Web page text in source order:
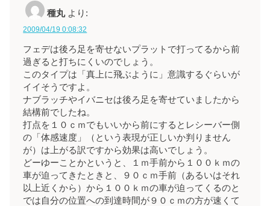
種丸 より:
2009/04/19 0:08:32
フェデは後ろ足を寄せないプラットで打ってるから前
過ぎると打ちにくいのでしょう。
このタイプは「真上に飛ぶように」意識するぐらいが
イイそうですよ。
ナブラッチやイバニセは後ろ足を寄せていましたから
結構前でしたね。
打点を１０ｃｍでもいいから前にするとレシーバー側
の「体感速度」（という表現が正しいか判りません
が）は上がる訳ですから効果は高いでしょう。
どーゆーことかというと、１ｍ手前から１００ｋｍの
車が迫ってきたときと、９０ｃｍ手前（あるいはそれ
以上近くから）から１００ｋｍの車が迫ってくるのと
では自分の位置への到達時間が９０ｃｍの方が速くて